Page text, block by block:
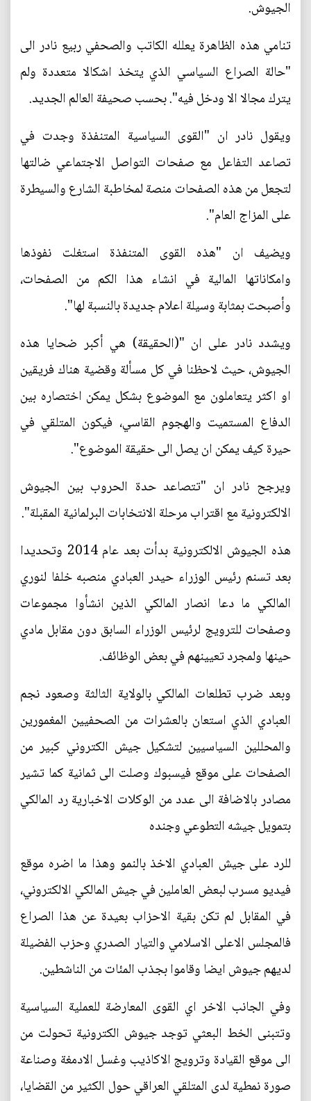
الجيوش.
تنامي هذه الظاهرة يعلله الكاتب والصحفي ربيع نادر الى
"حالة الصراع السياسي الذي يتخذ اشكالا متعددة ولم
يترك مجالا الا ودخل فيه". بحسب صحيفة العالم الجديد.
ويقول نادر ان "القوى السياسية المتنفذة وجدت في
تصاعد التفاعل مع صفحات التواصل الاجتماعي ضالتها
لتجعل من هذه الصفحات منصة لمخاطبة الشارع والسيطرة
على المزاج العام".
ويضيف ان "هذه القوى المتنفذة استغلت نفوذها
وامكاناتها المالية في انشاء هذا الكم من الصفحات،
وأصبحت بمثابة وسيلة اعلام جديدة بالنسبة لها".
ويشدد نادر على ان "(الحقيقة) هي أكبر ضحايا هذه
الجيوش، حيث لاحظنا في كل مسألة وقضية هناك فريقين
او اكثر يتعاملون مع الموضوع بشكل يمكن اختصاره بين
الدفاع المستميت والهجوم القاسي، فيكون المتلقي في
حيرة كيف يمكن ان يصل الى حقيقة الموضوع".
ويرجح نادر ان "تتصاعد حدة الحروب بين الجيوش
الالكترونية مع اقتراب مرحلة الانتخابات البرلمانية المقبلة".
هذه الجيوش الالكترونية بدأت بعد عام 2014 وتحديدا
بعد تسنم رئيس الوزراء حيدر العبادي منصبه خلفا لنوري
المالكي ما دعا انصار المالكي الذين انشأوا مجموعات
وصفحات للترويج لرئيس الوزراء السابق دون مقابل مادي
حينها ولمجرد تعيينهم في بعض الوظائف.
وبعد ضرب تطلعات المالكي بالولاية الثالثة وصعود نجم
العبادي الذي استعان بالعشرات من الصحفيين المغمورين
والمحللين السياسيين لتشكيل جيش الكتروني كبير من
الصفحات على موقع فيسبوك وصلت الى ثمانية كما تشير
مصادر بالاضافة الى عدد من الوكلات الاخبارية رد المالكي
بتمويل جيشه التطوعي وجنده
للرد على جيش العبادي الاخذ بالنمو وهذا ما اضره موقع
فيديو مسرب لبعض العاملين في جيش المالكي الالكتروني،
في المقابل لم تكن بقية الاحزاب بعيدة عن هذا الصراع
فالمجلس الاعلى الاسلامي والتيار الصدري وحزب الفضيلة
لديهم جيوش ايضا وقاموا بجذب المئات من الناشطين.
وفي الجانب الاخر اي القوى المعارضة للعملية السياسية
وتتبنى الخط البعثي توجد جيوش الكترونية تحولت من
الى موقع القيادة وترويج الاكاذيب وغسل الادمغة وصناعة
صورة نمطية لدى المتلقي العراقي حول الكثير من القضايا،